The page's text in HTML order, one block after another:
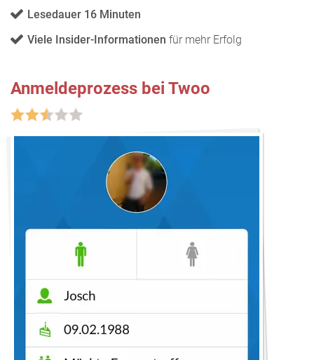
Lesedauer 16 Minuten
Viele Insider-Informationen für mehr Erfolg
Anmeldeprozess bei Twoo